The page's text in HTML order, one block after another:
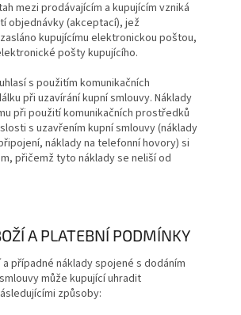
mezi prodávajícím a kupujícím vzniká
objednávky (akceptací), jež
kupujícímu elektronickou poštou,
pošty kupujícího.
s použitím komunikačních
při uzavírání kupní smlouvy. Náklady
při použití komunikačních prostředků
s uzavřením kupní smlouvy (náklady
náklady na telefonní hovory) si
přičemž tyto náklady se neliší od
A PLATEBNÍ PODMÍNKY
případné náklady spojené s dodáním
může kupující uhradit
způsoby: